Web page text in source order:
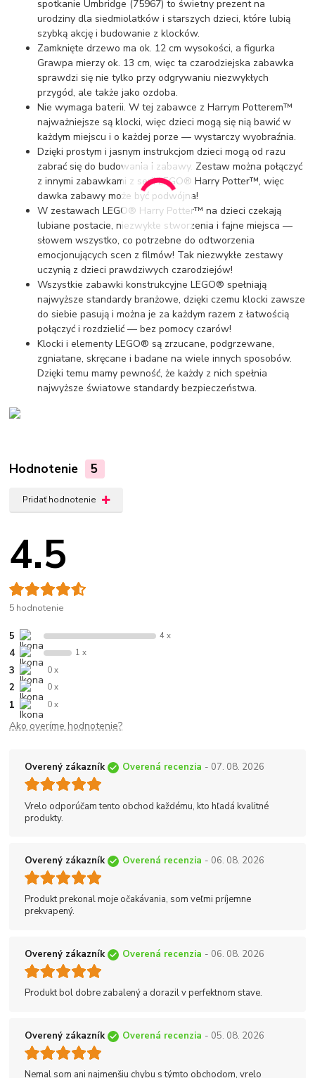
spotkanie Umbridge (75967) to świetny prezent na
urodziny dla siedmiolatków i starszych dzieci, które lubią
szybką akcję i budowanie z klocków.
Zamknięte drzewo ma ok. 12 cm wysokości, a figurka
Grawpa mierzy ok. 13 cm, więc ta czarodziejska zabawka
sprawdzi się nie tylko przy odgrywaniu niezwykłych
przygód, ale także jako ozdoba.
Nie wymaga baterii. W tej zabawce z Harrym Potterem™
najważniejsze są klocki, więc dzieci mogą się nią bawić w
każdym miejscu i o każdej porze — wystarczy wyobraźnia.
Dzięki prostym i jasnym instrukcjom dzieci mogą od razu
zabrać się do budowania i zabawy. Zestaw można połączyć
z innymi zabawkami z serii LEGO® Harry Potter™, więc
dawka zabawy może być podwójna!
W zestawach LEGO® Harry Potter™ na dzieci czekają
lubiane postacie, niezwykłe stworzenia i fajne miejsca —
słowem wszystko, co potrzebne do odtworzenia
emocjonujących scen z filmów! Tak niezwykłe zestawy
uczynią z dzieci prawdziwych czarodziejów!
Wszystkie zabawki konstrukcyjne LEGO® spełniają
najwyższe standardy branżowe, dzięki czemu klocki zawsze
do siebie pasują i można je za każdym razem z łatwością
połączyć i rozdzielić — bez pomocy czarów!
Klocki i elementy LEGO® są zrzucane, podgrzewane,
zgniatane, skręcane i badane na wiele innych sposobów.
Dzięki temu mamy pewność, że każdy z nich spełnia
najwyższe światowe standardy bezpieczeństwa.
Hodnotenie 5
Pridať hodnotenie
4.5
5 hodnotenie
5 4 x
4 1 x
3 0 x
2 0 x
1 0 x
Ako overíme hodnotenie?
Overený zákazník Overená recenzia - 07. 08. 2026
Vrelo odporúčam tento obchod každému, kto hľadá kvalitné
produkty.
Overený zákazník Overená recenzia - 06. 08. 2026
Produkt prekonal moje očakávania, som veľmi príjemne
prekvapený.
Overený zákazník Overená recenzia - 06. 08. 2026
Produkt bol dobre zabalený a dorazil v perfektnom stave.
Overený zákazník Overená recenzia - 05. 08. 2026
Nemal som ani najmenšiu chybu s týmto obchodom, vrelo